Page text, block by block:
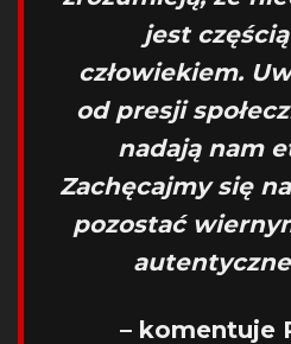
jest
człowiekiem.
od presji
nadają nam
Zachęcajmy się
pozostać
– komentuje